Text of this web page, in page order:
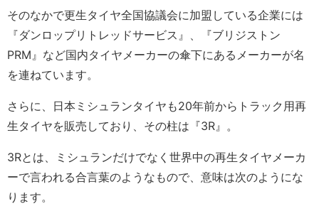
そのなかで更生タイヤ全国協議会に加盟している企業には
『ダンロップリトレッドサービス』、『ブリジストン
PRM』など国内タイヤメーカーの傘下にあるメーカーが名
を連ねています。
さらに、日本ミシュランタイヤも20年前からトラック用再
生タイヤを販売しており、その柱は『3R』。
3Rとは、ミシュランだけでなく世界中の再生タイヤメーカ
ーで言われる合言葉のようなもので、意味は次のようにな
ります。